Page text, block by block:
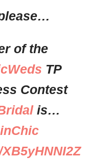
of the
TP
Contest
is…